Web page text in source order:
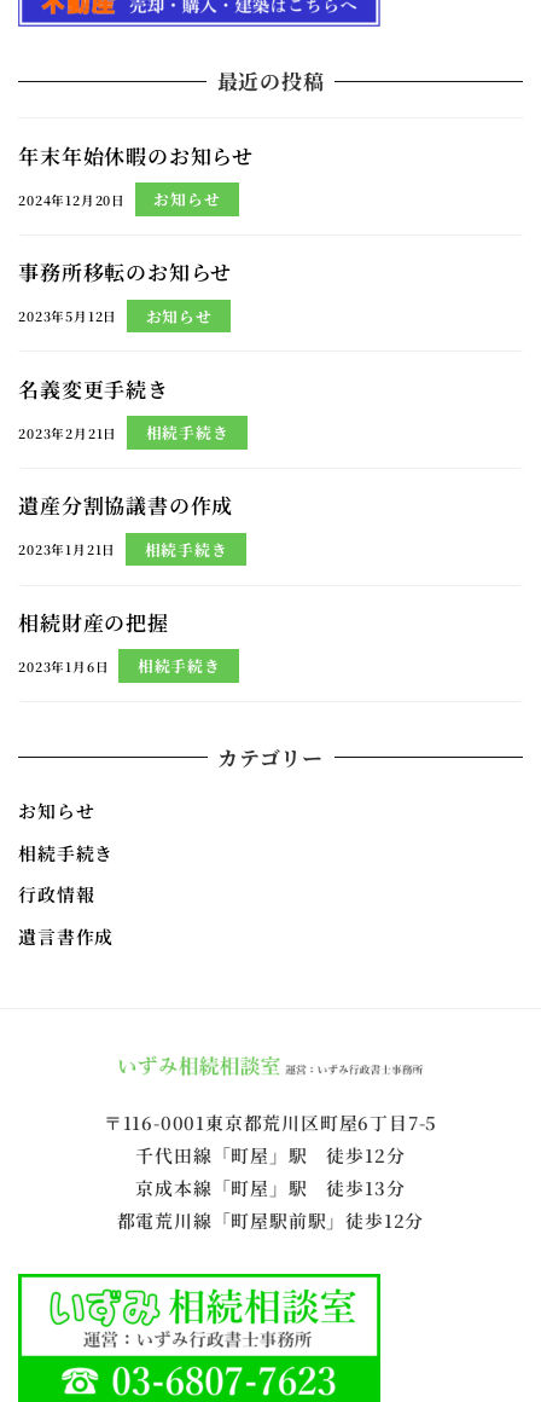
最近の投稿
年末年始休暇のお知らせ
2024年12月20日 お知らせ
事務所移転のお知らせ
2023年5月12日 お知らせ
名義変更手続き
2023年2月21日 相続手続き
遺産分割協議書の作成
2023年1月21日 相続手続き
相続財産の把握
2023年1月6日 相続手続き
カテゴリー
お知らせ
相続手続き
行政情報
遺言書作成
〒116-0001東京都荒川区町屋6丁目7-5
千代田線「町屋」駅 徒歩12分
京成本線「町屋」駅 徒歩13分
都電荒川線「町屋駅前駅」徒歩12分